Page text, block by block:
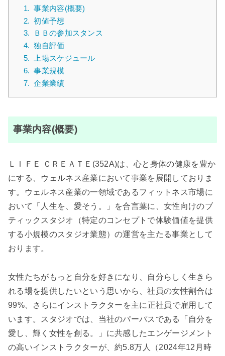
1. 事業内容(概要)
2. 初値予想
3.
ＢＢの参加スタンス
4. 独自評価
5.
上場スケジュール
6. 事業規模
7. 企業業績
事業内容(概要)
ＬＩＦＥ ＣＲＥＡＴＥ(352A)は、心と身体の健康を豊か
にする、ウェルネス産業において事業を展開しておりま
す。ウェルネス産業の一領域であるフィットネス市場に
おいて「人生を、愛そう。」を合言葉に、女性向けのブ
ティックスタジオ（特定のコンセプトで体験価値を提供
する小規模のスタジオ業態）の運営を主たる事業として
おります。
女性たちがもっと自分を好きになり、自分らしく生きら
れる場を提供したいという思いから、社員の女性割合は
99%、さらにインストラクターを主に正社員で雇用して
います。スタジオでは、当社のパーパスである「自分を
愛し、輝く女性を創る。」に共感したエンゲージメント
の高いインストラクターが、約5.8万人（2024年12月時